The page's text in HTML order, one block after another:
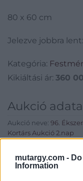
mutargy.com -
Information
80 x 60 cm
Jelezve jobbra
Kategória:
Kikiáltási ár: 360
Aukció
Aukció neve: 96.
Kortárs Aukció 2.nap
Aukció ideje: 18:00